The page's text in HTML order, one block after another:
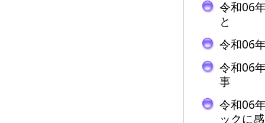
令和06
と
令和06
令和06
事
令和06
ックに